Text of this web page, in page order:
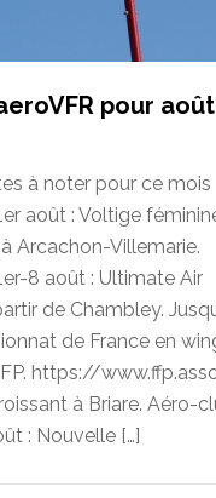
pour août
à noter pour ce mois
août : Voltige
Arcachon-Villemarie.
8 août : Ultimate Air
de Chambley.
de France en
https://
à Briare. Aéro-
: Nouvelle […]